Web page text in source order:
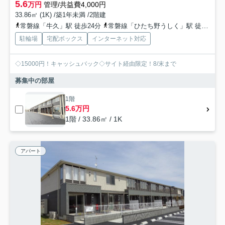
5.6万円 管理/共益費4,000円
33.86㎡ (1K) /築1年未満 /2階建
常磐線「牛久」駅 徒歩24分
常磐線「ひたち野うしく」駅 徒歩43分
駐輪場 宅配ボックス インターネット対応
◇15000円！キャッシュバック◇サイト経由限定！8/末まで
募集中の部屋
1階
5.6万円
1階 / 33.86㎡ / 1K
アパート